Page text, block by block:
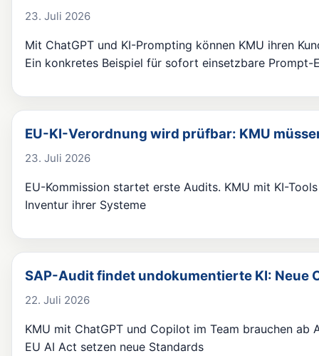
23. Juli 2026
Mit ChatGPT und KI-Prompting können KMU ihren
Ein konkretes Beispiel für sofort einsetzbare Prompt-
EU-KI-Verordnung wird prüfbar: KMU
23. Juli 2026
EU-Kommission startet erste Audits. KMU mit KI-
Inventur ihrer Systeme
SAP-Audit findet undokumentierte KI: Neue
22. Juli 2026
KMU mit ChatGPT und Copilot im Team brauchen ab
EU AI Act setzen neue Standards